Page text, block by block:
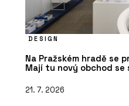
DESIGN
Na Pražském hradě se
Mají tu nový obchod se
21. 7. 2026